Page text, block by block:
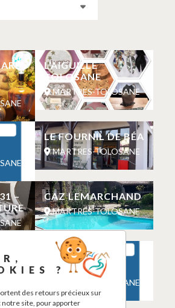
L’AIGUILLE
TOLOSANE
MARTRES-TOLOSANE
LE FOURNIL DE BÉA
MARTRES-TOLOSANE
–
CAZ LEMARCHAND
MARTRES-TOLOSANE
POINT D’EAU
POTABLE
MARTRES-TOLOSANE
?
des retours précieux sur
site, pour apporter